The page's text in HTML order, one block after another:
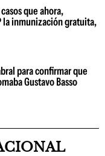
que ahora,
la inmunización gratuita,
para confirmar que
Gustavo Basso